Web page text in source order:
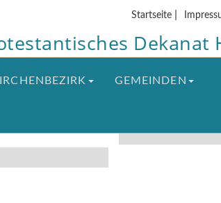
Startseite|
Dekanat
GEMEINDEN